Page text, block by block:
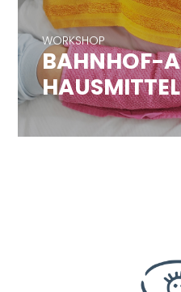
WORKSHOP
BAHNHOF-
HAUSMITTEL
WORKSHOP
BAHNHOF-
HAUSMITTEL